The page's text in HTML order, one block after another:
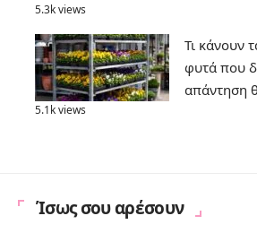
5.3k views
Τι κάνουν
φυτά που
απάντηση
5.1k views
Ίσως σου αρέσουν